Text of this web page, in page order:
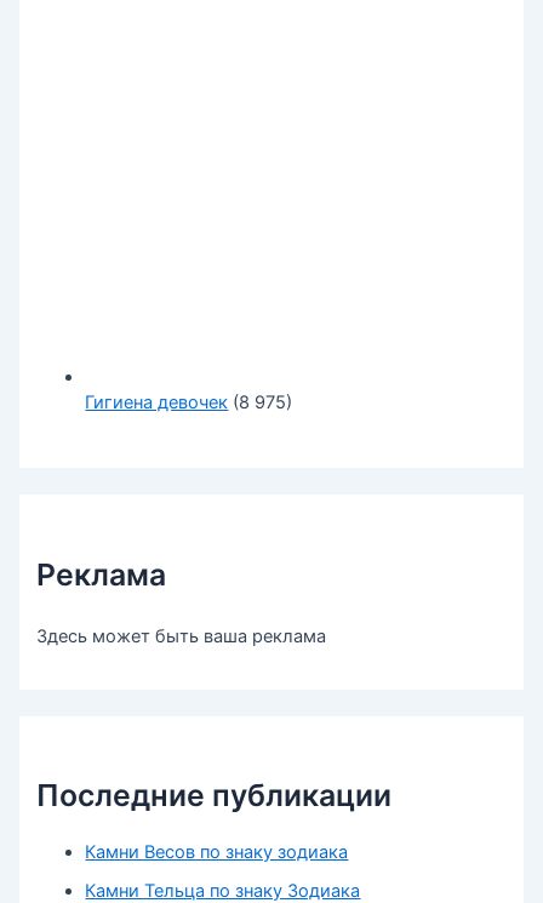
Гигиена девочек (8 975)
Реклама
Здесь может быть ваша реклама
Последние публикации
Камни Весов по знаку зодиака
Камни Тельца по знаку Зодиака